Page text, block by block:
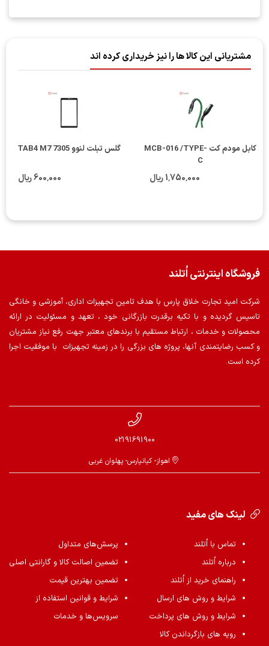
مشتریانی این کالا ها را نیز خریداری کرده اند
کابل مودم کت MCB-016 /TYPE-
C
1٬750٬000 ریال
گلس تبلت لنوو TAB4 M7 7305
600٬000 ریال
فروشگاه اینترنتی اُتلند
شرکت امید تجارت خلاق پارس با هدف تامین تجهیزات اداری، آموزشی و خانگی
تاسیس گردیده و با تکیه برقدرت بازرگانی خود ، تعهد و مسئولیت در ارائه
محصولات و خدمات ، ارتباط مستقیم با برندهای معتبر جهت رفع نیاز مشتریان
و کسب رضایتمندی آنها، پروژه های بزرگی را در زمینه تجهیزات با موفقیت اجرا
کرده است.
02191691900
اهواز- کیانپارس- پهلوان غربی
لینک های مفید
تماس با اُتلند
درباره اُتلند
راهنمای خرید از اُتلند
شرایط و روش های ارسال
شرایط و روش های پرداخت
رویه های بازگرداندن کالا
پرسش‌های متداول
تضمین اصالت کالا و گارانتی اصلی
تضمین بهترین قیمت
شرایط و قوانین استفاده از
سرویس‌ها و خدمات